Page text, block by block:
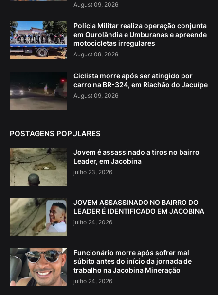
August 09, 2026
Polícia Militar realiza operação conjunta
em Ourolândia e Umburanas e apreende
motocicletas irregulares
August 09, 2026
Ciclista morre após ser atingido por
carro na BR-324, em Riachão do Jacuípe
August 09, 2026
POSTAGENS POPULARES
Jovem é assassinado a tiros no bairro
Leader, em Jacobina
julho 23, 2026
JOVEM ASSASSINADO NO BAIRRO DO
LEADER É IDENTIFICADO EM JACOBINA
julho 24, 2026
Funcionário morre após sofrer mal
súbito antes do início da jornada de
trabalho na Jacobina Mineração
julho 24, 2026